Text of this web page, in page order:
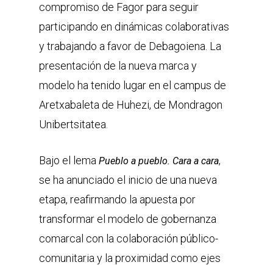
compromiso de Fagor para seguir
participando en dinámicas colaborativas
y trabajando a favor de Debagoiena. La
presentación de la nueva marca y
modelo ha tenido lugar en el campus de
Aretxabaleta de Huhezi, de Mondragon
Unibertsitatea.
Bajo el lema Pueblo a pueblo. Cara a cara,
se ha anunciado el inicio de una nueva
etapa, reafirmando la apuesta por
transformar el modelo de gobernanza
comarcal con la colaboración público-
comunitaria y la proximidad como ejes